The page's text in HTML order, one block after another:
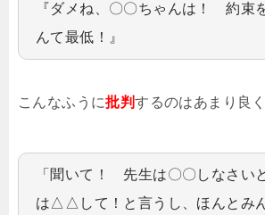
『ダメね、〇〇ちゃんは！ 約束
んて最低！』
こんなふうに批判するのはあまり良
「聞いて！ 先生は〇〇しなさい
は△△して！と言うし、ほんとみ